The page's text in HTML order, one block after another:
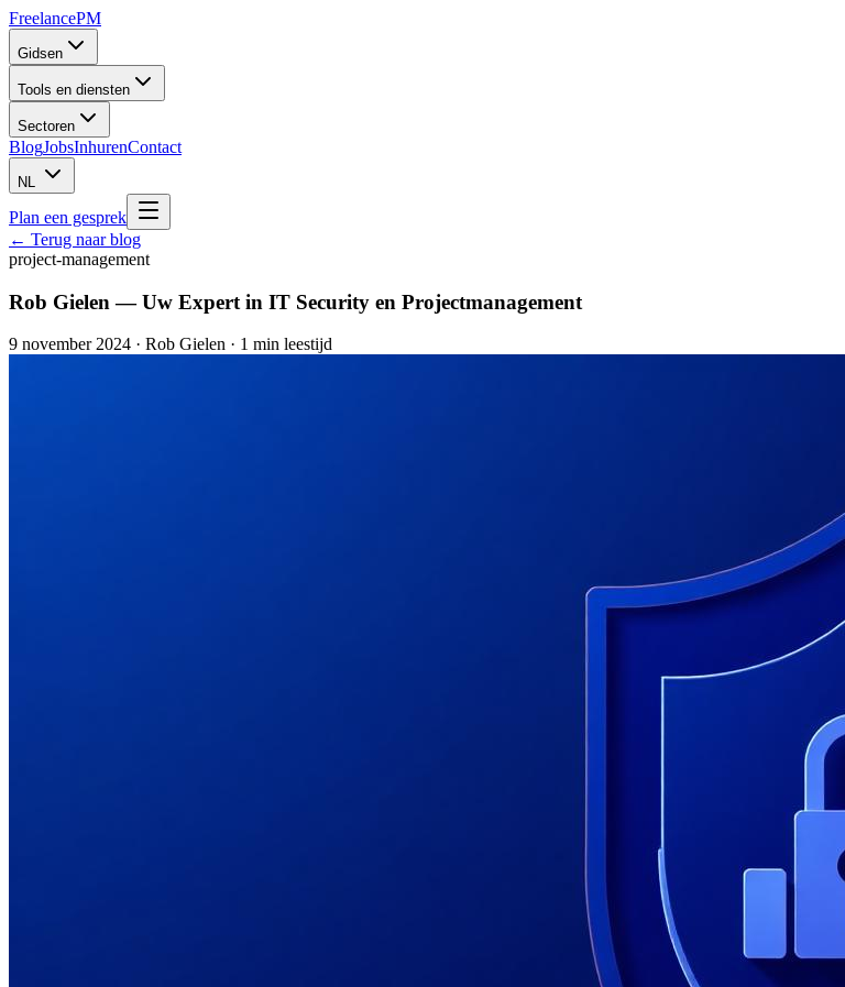
FreelancePM
Gidsen
Tools en diensten
Sectoren
BlogJobsInhurenContact
NL
Plan een gesprek
← Terug naar blog
project-management
Rob Gielen — Uw Expert in IT Security en Projectmanagement
9 november 2024 · Rob Gielen · 1 min leestijd